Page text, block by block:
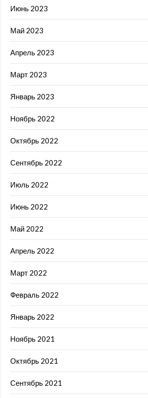
Июнь 2023
Май 2023
Апрель 2023
Март 2023
Январь 2023
Ноябрь 2022
Октябрь 2022
Сентябрь 2022
Июль 2022
Июнь 2022
Май 2022
Апрель 2022
Март 2022
Февраль 2022
Январь 2022
Ноябрь 2021
Октябрь 2021
Сентябрь 2021